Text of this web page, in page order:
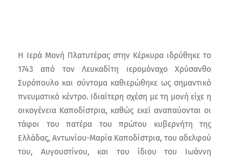
Η Ιερά Μονή Πλατυτέρας στην Κέρκυρα ιδρύθηκε το
1743 από τον Λευκαδίτη ιερομόναχο Χρύσανθο
Συρόπουλο και σύντομα καθιερώθηκε ως σημαντικό
πνευματικό κέντρο. Ιδιαίτερη σχέση με τη μονή είχε η
οικογένεια Καποδίστρια, καθώς εκεί αναπαύονται οι
τάφοι του πατέρα του πρώτου κυβερνήτη της
Ελλάδας, Αντωνίου-Μαρία Καποδίστρια, του αδελφού
του, Αυγουστίνου, και του ίδιου του Ιωάννη